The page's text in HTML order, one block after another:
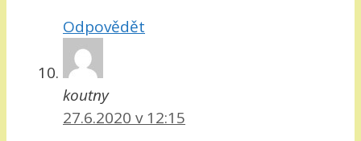
Odpovědět
koutny
27.6.2020 v 12:15